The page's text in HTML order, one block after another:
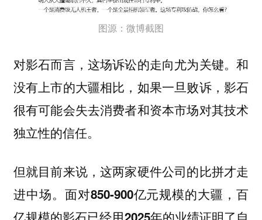
图源：微博截图
对影石而言，这场诉讼的走向尤为关键。和
没有上市的大疆相比，如果一旦败诉，影石
很有可能会失去消费者和资本市场对其技术
独立性的信任。
但就目前来说，这两家硬件公司的比拼才走
进中场。面对850-900亿元规模的大疆，百